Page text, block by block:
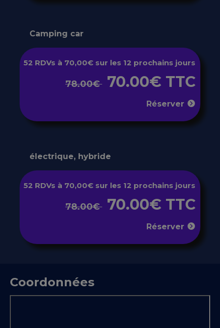
Camping car
52 RDVs à 70,00€ sur les 12 prochains jours
78.00€ 70.00€ TTC
Réserver
électrique, hybride
52 RDVs à 70,00€ sur les 12 prochains jours
78.00€ 70.00€ TTC
Réserver
Coordonnées